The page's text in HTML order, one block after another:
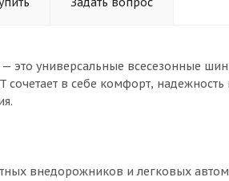
это универсальные всесезонные
в себе комфорт,
внедорожников и легковых